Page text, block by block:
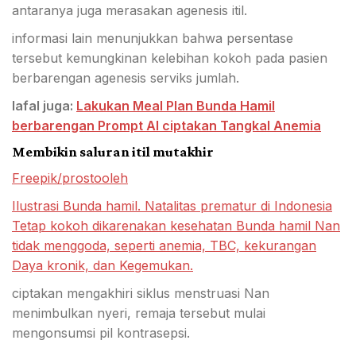
antaranya juga merasakan agenesis itil.
informasi lain menunjukkan bahwa persentase
tersebut kemungkinan kelebihan kokoh pada pasien
berbarengan agenesis serviks jumlah.
lafal juga: Lakukan Meal Plan Bunda Hamil
berbarengan Prompt AI ciptakan Tangkal Anemia
Membikin saluran itil mutakhir
Freepik/prostooleh
Ilustrasi Bunda hamil. Natalitas prematur di Indonesia
Tetap kokoh dikarenakan kesehatan Bunda hamil Nan
tidak menggoda, seperti anemia, TBC, kekurangan
Daya kronik, dan Kegemukan.
ciptakan mengakhiri siklus menstruasi Nan
menimbulkan nyeri, remaja tersebut mulai
mengonsumsi pil kontrasepsi.